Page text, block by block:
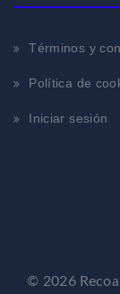
Términos y
Política de
Iniciar sesión
© 2026